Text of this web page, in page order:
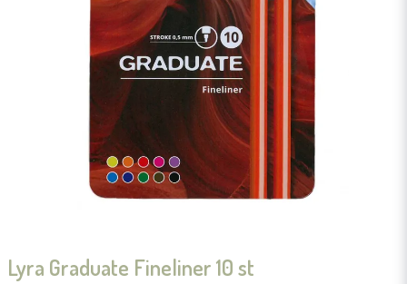
Lyra Graduate Fineliner 10 st